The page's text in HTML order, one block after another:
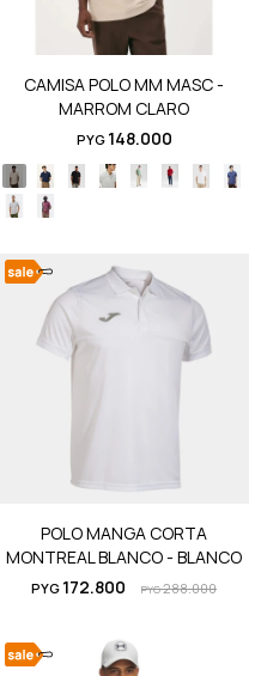
CAMISA POLO MM MASC -
MARROM CLARO
PYG 148.000
POLO MANGA CORTA
MONTREAL BLANCO - BLANCO
PYG 172.800 PYG288.000